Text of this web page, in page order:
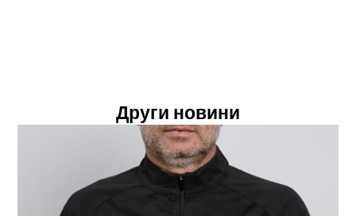
Други новини